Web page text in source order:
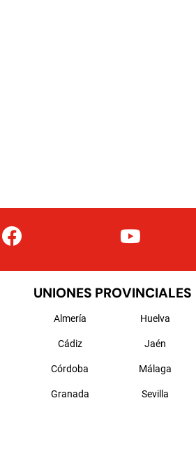
UNIONES PROVINCIALES
Almería
Cádiz
Córdoba
Granada
Huelva
Jaén
Málaga
Sevilla